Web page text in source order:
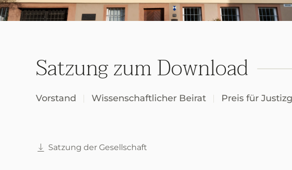
Satzung zum Download
Vorstand Wissenschaftlicher Beirat Preis für
Satzung der Gesellschaft